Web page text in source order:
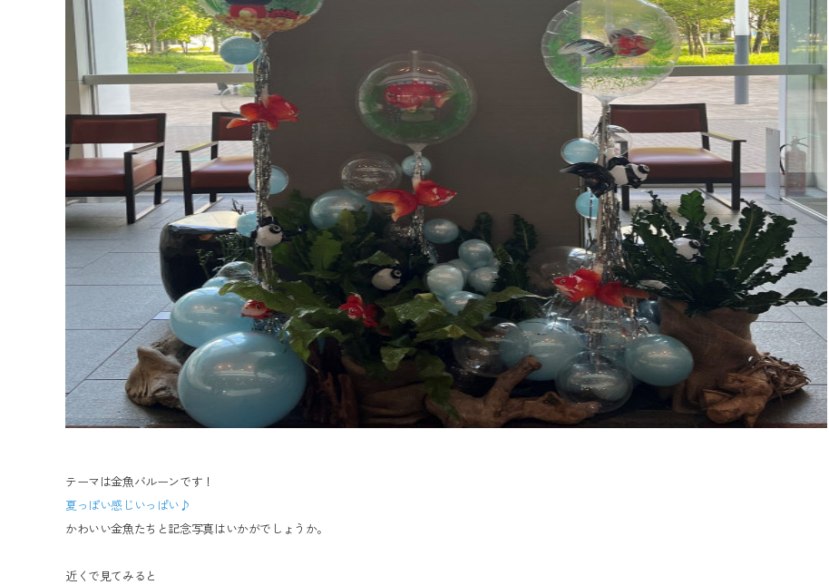
テーマは金魚バルーンです！
夏っぽい感じいっぱい♪
かわいい金魚たちと記念写真はいかがでしょうか。
近くで見てみると